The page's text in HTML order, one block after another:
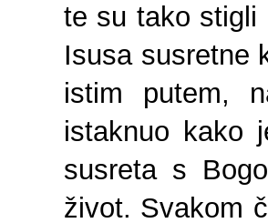
te su tako stigli
Isusa susretne
istim putem,
istaknuo kako
susreta s
život. Svakom